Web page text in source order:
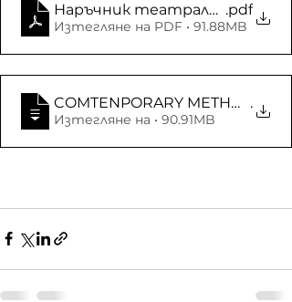
Наръчник театрални.pdf
Изтегляне на PDF • 91.88MB
COMTENPORARY METHODS
.
Изтегляне на • 90.91MB